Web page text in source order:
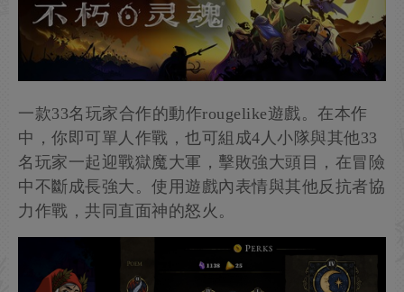
一款33名玩家合作的動作rougelike遊戲。在本作
中，你即可單人作戰，也可組成4人小隊與其他33
名玩家一起迎戰獄魔大軍，擊敗強大頭目，在冒險
中不斷成長強大。使用遊戲內表情與其他反抗者協
力作戰，共同直面神的怒火。